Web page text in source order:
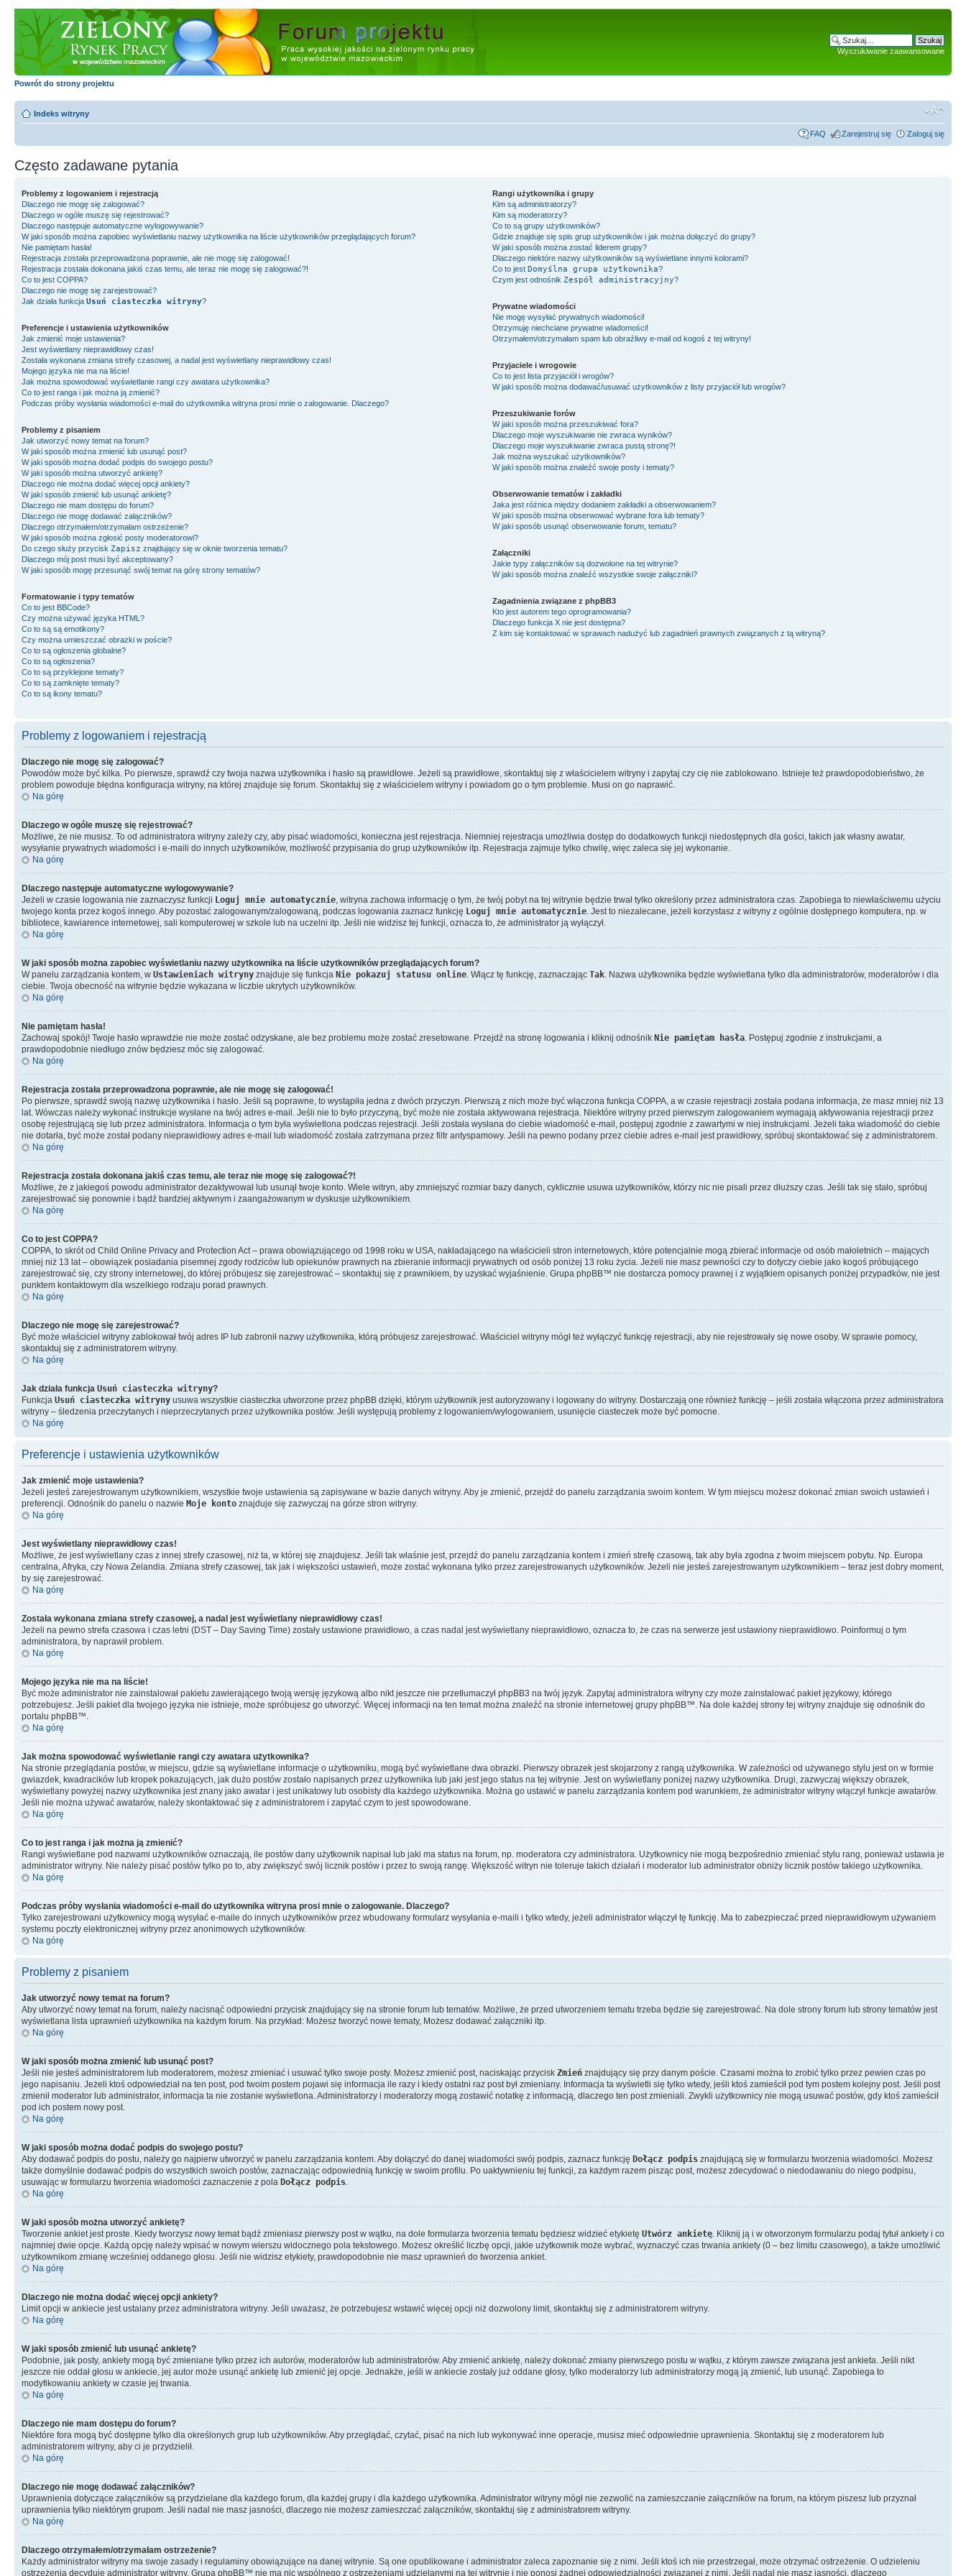
Wyszukiwanie zaawansowane
Powrót do strony projektu
Indeks witryny
FAQ Zarejestruj się Zaloguj się
Często zadawane pytania
Problemy z logowaniem i rejestracją
Dlaczego nie mogę się zalogować?
Dlaczego w ogóle muszę się rejestrować?
Dlaczego następuje automatyczne wylogowywanie?
W jaki sposób można zapobiec wyświetlaniu nazwy użytkownika na liście użytkowników przeglądających forum?
Nie pamiętam hasła!
Rejestracja została przeprowadzona poprawnie, ale nie mogę się zalogować!
Rejestracja została dokonana jakiś czas temu, ale teraz nie mogę się zalogować?!
Co to jest COPPA?
Dlaczego nie mogę się zarejestrować?
Jak działa funkcja Usuń ciasteczka witryny?
Preferencje i ustawienia użytkowników
Jak zmienić moje ustawienia?
Jest wyświetlany nieprawidłowy czas!
Została wykonana zmiana strefy czasowej, a nadal jest wyświetlany nieprawidłowy czas!
Mojego języka nie ma na liście!
Jak można spowodować wyświetlanie rangi czy awatara użytkownika?
Co to jest ranga i jak można ją zmienić?
Podczas próby wysłania wiadomości e-mail do użytkownika witryna prosi mnie o zalogowanie. Dlaczego?
Problemy z pisaniem
Jak utworzyć nowy temat na forum?
W jaki sposób można zmienić lub usunąć post?
W jaki sposób można dodać podpis do swojego postu?
W jaki sposób można utworzyć ankietę?
Dlaczego nie można dodać więcej opcji ankiety?
W jaki sposób zmienić lub usunąć ankietę?
Dlaczego nie mam dostępu do forum?
Dlaczego nie mogę dodawać załączników?
Dlaczego otrzymałem/otrzymałam ostrzeżenie?
W jaki sposób można zgłosić posty moderatorowi?
Do czego służy przycisk Zapisz znajdujący się w oknie tworzenia tematu?
Dlaczego mój post musi być akceptowany?
W jaki sposób mogę przesunąć swój temat na górę strony tematów?
Formatowanie i typy tematów
Co to jest BBCode?
Czy można używać języka HTML?
Co to są są emotikony?
Czy można umieszczać obrazki w poście?
Co to są ogłoszenia globalne?
Co to są ogłoszenia?
Co to są przyklejone tematy?
Co to są zamknięte tematy?
Co to są ikony tematu?
Rangi użytkownika i grupy
Kim są administratorzy?
Kim są moderatorzy?
Co to są grupy użytkowników?
Gdzie znajduje się spis grup użytkowników i jak można dołączyć do grupy?
W jaki sposób można zostać liderem grupy?
Dlaczego niektóre nazwy użytkowników są wyświetlane innymi kolorami?
Co to jest Domyślna grupa użytkownika?
Czym jest odnośnik Zespół administracyjny?
Prywatne wiadomości
Nie mogę wysyłać prywatnych wiadomości!
Otrzymuję niechciane prywatne wiadomości!
Otrzymałem/otrzymałam spam lub obraźliwy e-mail od kogoś z tej witryny!
Przyjaciele i wrogowie
Co to jest lista przyjaciół i wrogów?
W jaki sposób można dodawać/usuwać użytkowników z listy przyjaciół lub wrogów?
Przeszukiwanie forów
W jaki sposób można przeszukiwać fora?
Dlaczego moje wyszukiwanie nie zwraca wyników?
Dlaczego moje wyszukiwanie zwraca pustą stronę?!
Jak można wyszukać użytkowników?
W jaki sposób można znaleźć swoje posty i tematy?
Obserwowanie tematów i zakładki
Jaka jest różnica między dodaniem zakładki a obserwowaniem?
W jaki sposób można obserwować wybrane fora lub tematy?
W jaki sposób usunąć obserwowanie forum, tematu?
Załączniki
Jakie typy załączników są dozwolone na tej witrynie?
W jaki sposób można znaleźć wszystkie swoje załączniki?
Zagadnienia związane z phpBB3
Kto jest autorem tego oprogramowania?
Dlaczego funkcja X nie jest dostępna?
Z kim się kontaktować w sprawach nadużyć lub zagadnień prawnych związanych z tą witryną?
Problemy z logowaniem i rejestracją
Dlaczego nie mogę się zalogować?
Powodów może być kilka. Po pierwsze, sprawdź czy twoja nazwa użytkownika i hasło są prawidłowe. Jeżeli są prawidłowe, skontaktuj się z właścicielem witryny i zapytaj czy cię nie zablokowano. Istnieje też prawdopodobieństwo, że
problem powoduje błędna konfiguracja witryny, na której znajduje się forum. Skontaktuj się z właścicielem witryny i powiadom go o tym problemie. Musi on go naprawić.
Na górę
Dlaczego w ogóle muszę się rejestrować?
Możliwe, że nie musisz. To od administratora witryny zależy czy, aby pisać wiadomości, konieczna jest rejestracja. Niemniej rejestracja umożliwia dostęp do dodatkowych funkcji niedostępnych dla gości, takich jak własny awatar,
wysyłanie prywatnych wiadomości i e-maili do innych użytkowników, możliwość przypisania do grup użytkowników itp. Rejestracja zajmuje tylko chwilę, więc zaleca się jej wykonanie.
Na górę
Dlaczego następuje automatyczne wylogowywanie?
Jeżeli w czasie logowania nie zaznaczysz funkcji Loguj mnie automatycznie , witryna zachowa informację o tym, że twój pobyt na tej witrynie będzie trwał tylko określony przez administratora czas. Zapobiega to niewłaściwemu użyciu
twojego konta przez kogoś innego. Aby pozostać zalogowanym/zalogowaną, podczas logowania zaznacz funkcję Loguj mnie automatycznie . Jest to niezalecane, jeżeli korzystasz z witryny z ogólnie dostępnego komputera, np. w
bibliotece, kawiarence internetowej, sali komputerowej w szkole lub na uczelni itp. Jeśli nie widzisz tej funkcji, oznacza to, że administrator ją wyłączył.
Na górę
W jaki sposób można zapobiec wyświetlaniu nazwy użytkownika na liście użytkowników przeglądających forum?
W panelu zarządzania kontem, w Ustawieniach witryny znajduje się funkcja Nie pokazuj statusu online . Włącz tę funkcję, zaznaczając Tak . Nazwa użytkownika będzie wyświetlana tylko dla administratorów, moderatorów i dla
ciebie. Twoja obecność na witrynie będzie wykazana w liczbie ukrytych użytkowników.
Na górę
Nie pamiętam hasła!
Zachowaj spokój! Twoje hasło wprawdzie nie może zostać odzyskane, ale bez problemu może zostać zresetowane. Przejdź na stronę logowania i kliknij odnośnik Nie pamiętam hasła . Postępuj zgodnie z instrukcjami, a
prawdopodobnie niedługo znów będziesz móc się zalogować.
Na górę
Rejestracja została przeprowadzona poprawnie, ale nie mogę się zalogować!
Po pierwsze, sprawdź swoją nazwę użytkownika i hasło. Jeśli są poprawne, to wystąpiła jedna z dwóch przyczyn. Pierwszą z nich może być włączona funkcja COPPA, a w czasie rejestracji została podana informacja, że masz mniej niż 13
lat. Wówczas należy wykonać instrukcje wysłane na twój adres e-mail. Jeśli nie to było przyczyną, być może nie została aktywowana rejestracja. Niektóre witryny przed pierwszym zalogowaniem wymagają aktywowania rejestracji przez
osobę rejestrującą się lub przez administratora. Informacja o tym była wyświetlona podczas rejestracji. Jeśli została wysłana do ciebie wiadomość e-mail, postępuj zgodnie z zawartymi w niej instrukcjami. Jeżeli taka wiadomość do ciebie
nie dotarła, być może został podany nieprawidłowy adres e-mail lub wiadomość została zatrzymana przez filtr antyspamowy. Jeśli na pewno podany przez ciebie adres e-mail jest prawidłowy, spróbuj skontaktować się z administratorem.
Na górę
Rejestracja została dokonana jakiś czas temu, ale teraz nie mogę się zalogować?!
Możliwe, że z jakiegoś powodu administrator dezaktywował lub usunął twoje konto. Wiele witryn, aby zmniejszyć rozmiar bazy danych, cyklicznie usuwa użytkowników, którzy nic nie pisali przez dłuższy czas. Jeśli tak się stało, spróbuj
zarejestrować się ponownie i bądź bardziej aktywnym i zaangażowanym w dyskusje użytkownikiem.
Na górę
Co to jest COPPA?
COPPA, to skrót od Child Online Privacy and Protection Act – prawa obowiązującego od 1998 roku w USA, nakładającego na właścicieli stron internetowych, które potencjalnie mogą zbierać informacje od osób małoletnich – mających
mniej niż 13 lat – obowiązek posiadania pisemnej zgody rodziców lub opiekunów prawnych na zbieranie informacji prywatnych od osób poniżej 13 roku życia. Jeżeli nie masz pewności czy to dotyczy ciebie jako kogoś próbującego
zarejestrować się, czy strony internetowej, do której próbujesz się zarejestrować – skontaktuj się z prawnikiem, by uzyskać wyjaśnienie. Grupa phpBB™ nie dostarcza pomocy prawnej i z wyjątkiem opisanych poniżej przypadków, nie jest
punktem kontaktowym dla wszelkiego rodzaju porad prawnych.
Na górę
Dlaczego nie mogę się zarejestrować?
Być może właściciel witryny zablokował twój adres IP lub zabronił nazwy użytkownika, którą próbujesz zarejestrować. Właściciel witryny mógł też wyłączyć funkcję rejestracji, aby nie rejestrowały się nowe osoby. W sprawie pomocy,
skontaktuj się z administratorem witryny.
Na górę
Jak działa funkcja Usuń ciasteczka witryny?
Funkcja Usuń ciasteczka witryny usuwa wszystkie ciasteczka utworzone przez phpBB dzięki, którym użytkownik jest autoryzowany i logowany do witryny. Dostarczają one również funkcję – jeśli została włączona przez administratora
witryny – śledzenia przeczytanych i nieprzeczytanych przez użytkownika postów. Jeśli występują problemy z logowaniem/wylogowaniem, usunięcie ciasteczek może być pomocne.
Na górę
Preferencje i ustawienia użytkowników
Jak zmienić moje ustawienia?
Jeżeli jesteś zarejestrowanym użytkownikiem, wszystkie twoje ustawienia są zapisywane w bazie danych witryny. Aby je zmienić, przejdź do panelu zarządzania swoim kontem. W tym miejscu możesz dokonać zmian swoich ustawień i
preferencji. Odnośnik do panelu o nazwie Moje konto znajduje się zazwyczaj na górze stron witryny.
Na górę
Jest wyświetlany nieprawidłowy czas!
Możliwe, że jest wyświetlany czas z innej strefy czasowej, niż ta, w której się znajdujesz. Jeśli tak właśnie jest, przejdź do panelu zarządzania kontem i zmień strefę czasową, tak aby była zgodna z twoim miejscem pobytu. Np. Europa
centralna, Afryka, czy Nowa Zelandia. Zmiana strefy czasowej, tak jak i większości ustawień, może zostać wykonana tylko przez zarejestrowanych użytkowników. Jeżeli nie jesteś zarejestrowanym użytkownikiem – teraz jest dobry moment,
by się zarejestrować.
Na górę
Została wykonana zmiana strefy czasowej, a nadal jest wyświetlany nieprawidłowy czas!
Jeżeli na pewno strefa czasowa i czas letni (DST – Day Saving Time) zostały ustawione prawidłowo, a czas nadal jest wyświetlany nieprawidłowo, oznacza to, że czas na serwerze jest ustawiony nieprawidłowo. Poinformuj o tym
administratora, by naprawił problem.
Na górę
Mojego języka nie ma na liście!
Być może administrator nie zainstalował pakietu zawierającego twoją wersję językową albo nikt jeszcze nie przetłumaczył phpBB3 na twój język. Zapytaj administratora witryny czy może zainstalować pakiet językowy, którego
potrzebujesz. Jeśli pakiet dla twojego języka nie istnieje, może spróbujesz go utworzyć. Więcej informacji na ten temat można znaleźć na stronie internetowej grupy phpBB™. Na dole każdej strony tej witryny znajduje się odnośnik do
portalu phpBB™.
Na górę
Jak można spowodować wyświetlanie rangi czy awatara użytkownika?
Na stronie przeglądania postów, w miejscu, gdzie są wyświetlane informacje o użytkowniku, mogą być wyświetlane dwa obrazki. Pierwszy obrazek jest skojarzony z rangą użytkownika. W zależności od używanego stylu jest on w formie
gwiazdek, kwadracików lub kropek pokazujących, jak dużo postów zostało napisanych przez użytkownika lub jaki jest jego status na tej witrynie. Jest on wyświetlany poniżej nazwy użytkownika. Drugi, zazwyczaj większy obrazek,
wyświetlany powyżej nazwy użytkownika jest znany jako awatar i jest unikatowy lub osobisty dla każdego użytkownika. Można go ustawić w panelu zarządzania kontem pod warunkiem, że administrator witryny włączył funkcje awatarów.
Jeśli nie można używać awatarów, należy skontaktować się z administratorem i zapytać czym to jest spowodowane.
Na górę
Co to jest ranga i jak można ją zmienić?
Rangi wyświetlane pod nazwami użytkowników oznaczają, ile postów dany użytkownik napisał lub jaki ma status na forum, np. moderatora czy administratora. Użytkownicy nie mogą bezpośrednio zmieniać stylu rang, ponieważ ustawia je
administrator witryny. Nie należy pisać postów tylko po to, aby zwiększyć swój licznik postów i przez to swoją rangę. Większość witryn nie toleruje takich działań i moderator lub administrator obniży licznik postów takiego użytkownika.
Na górę
Podczas próby wysłania wiadomości e-mail do użytkownika witryna prosi mnie o zalogowanie. Dlaczego?
Tylko zarejestrowani użytkownicy mogą wysyłać e-maile do innych użytkowników przez wbudowany formularz wysyłania e-maili i tylko wtedy, jeżeli administrator włączył tę funkcję. Ma to zabezpieczać przed nieprawidłowym używaniem
systemu poczty elektronicznej witryny przez anonimowych użytkowników.
Na górę
Problemy z pisaniem
Jak utworzyć nowy temat na forum?
Aby utworzyć nowy temat na forum, należy nacisnąć odpowiedni przycisk znajdujący się na stronie forum lub tematów. Możliwe, że przed utworzeniem tematu trzeba będzie się zarejestrować. Na dole strony forum lub strony tematów jest
wyświetlana lista uprawnień użytkownika na każdym forum. Na przykład: Możesz tworzyć nowe tematy, Możesz dodawać załączniki itp.
Na górę
W jaki sposób można zmienić lub usunąć post?
Jeśli nie jesteś administratorem lub moderatorem, możesz zmieniać i usuwać tylko swoje posty. Możesz zmienić post, naciskając przycisk Zmień znajdujący się przy danym poście. Czasami można to zrobić tylko przez pewien czas po
jego napisaniu. Jeżeli ktoś odpowiedział na ten post, pod twoim postem pojawi się informacja ile razy i kiedy ostatni raz post był zmieniany. Informacja ta wyświetli się tylko wtedy, jeśli ktoś zamieścił pod tym postem kolejny post. Jeśli post
zmienił moderator lub administrator, informacja ta nie zostanie wyświetlona. Administratorzy i moderatorzy mogą zostawić notatkę z informacją, dlaczego ten post zmieniali. Zwykli użytkownicy nie mogą usuwać postów, gdy ktoś zamieścił
pod ich postem nowy post.
Na górę
W jaki sposób można dodać podpis do swojego postu?
Aby dodawać podpis do postu, należy go najpierw utworzyć w panelu zarządzania kontem. Aby dołączyć do danej wiadomości swój podpis, zaznacz funkcję Dołącz podpis znajdującą się w formularzu tworzenia wiadomości. Możesz
także domyślnie dodawać podpis do wszystkich swoich postów, zaznaczając odpowiednią funkcję w swoim profilu. Po uaktywnieniu tej funkcji, za każdym razem pisząc post, możesz zdecydować o niedodawaniu do niego podpisu,
usuwając w formularzu tworzenia wiadomości zaznaczenie z pola Dołącz podpis
Na górę
W jaki sposób można utworzyć ankietę?
Tworzenie ankiet jest proste. Kiedy tworzysz nowy temat bądź zmieniasz pierwszy post w wątku, na dole formularza tworzenia tematu będziesz widzieć etykietę Utwórz ankietę . Kliknij ją i w otworzonym formularzu podaj tytuł ankiety i co
najmniej dwie opcje. Każdą opcję należy wpisać w nowym wierszu widocznego pola tekstowego. Możesz określić liczbę opcji, jakie użytkownik może wybrać, wyznaczyć czas trwania ankiety (0 – bez limitu czasowego), a także umożliwić
użytkownikom zmianę wcześniej oddanego głosu. Jeśli nie widzisz etykiety, prawdopodobnie nie masz uprawnień do tworzenia ankiet.
Na górę
Dlaczego nie można dodać więcej opcji ankiety?
Limit opcji w ankiecie jest ustalany przez administratora witryny. Jeśli uważasz, że potrzebujesz wstawić więcej opcji niż dozwolony limit, skontaktuj się z administratorem witryny.
Na górę
W jaki sposób zmienić lub usunąć ankietę?
Podobnie, jak posty, ankiety mogą być zmieniane tylko przez ich autorów, moderatorów lub administratorów. Aby zmienić ankietę, należy dokonać zmiany pierwszego postu w wątku, z którym zawsze związana jest ankieta. Jeśli nikt
jeszcze nie oddał głosu w ankiecie, jej autor może usunąć ankietę lub zmienić jej opcje. Jednakże, jeśli w ankiecie zostały już oddane głosy, tylko moderatorzy lub administratorzy mogą ją zmienić, lub usunąć. Zapobiega to
modyfikowaniu ankiety w czasie jej trwania.
Na górę
Dlaczego nie mam dostępu do forum?
Niektóre fora mogą być dostępne tylko dla określonych grup lub użytkowników. Aby przeglądać, czytać, pisać na nich lub wykonywać inne operacje, musisz mieć odpowiednie uprawnienia. Skontaktuj się z moderatorem lub
administratorem witryny, aby ci je przydzielił.
Na górę
Dlaczego nie mogę dodawać załączników?
Uprawnienia dotyczące załączników są przydzielane dla każdego forum, dla każdej grupy i dla każdego użytkownika. Administrator witryny mógł nie zezwolić na zamieszczanie załączników na forum, na którym piszesz lub przyznał
uprawnienia tylko niektórym grupom. Jeśli nadal nie masz jasności, dlaczego nie możesz zamieszczać załączników, skontaktuj się z administratorem witryny.
Na górę
Dlaczego otrzymałem/otrzymałam ostrzeżenie?
Każdy administrator witryny ma swoje zasady i regulaminy obowiązujące na danej witrynie. Są one opublikowane i administrator zaleca zapoznanie się z nimi. Jeśli ktoś ich nie przestrzegał, może otrzymać ostrzeżenie. O udzieleniu
ostrzeżenia decyduje administrator witryny. Grupa phpBB™ nie ma nic wspólnego z ostrzeżeniami udzielanymi na tej witrynie i nie ponosi żadnej odpowiedzialności związanej z nimi. Jeśli nadal nie masz jasności, dlaczego